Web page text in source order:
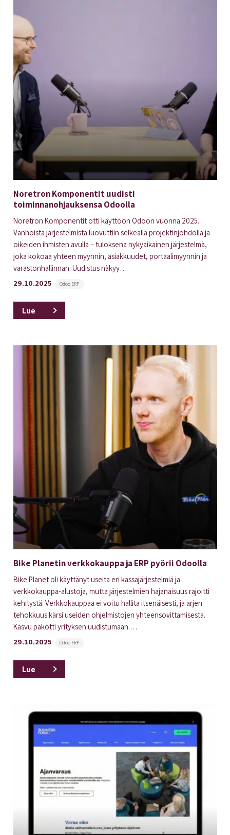
Noretron Komponentit uudisti
toiminnanohjauksensa Odoolla
Noretron Komponentit otti käyttöön Odoon vuonna 2025.
Vanhoista järjestelmistä luovuttiin selkeällä projektinjohdolla ja
oikeiden ihmisten avulla – tuloksena nykyaikainen järjestelmä,
joka kokoaa yhteen myynnin, asiakkuudet, portaalimyynnin ja
varastonhallinnan. Uudistus näkyy…
29.10.2025
Odoo ERP
Lue
Bike Planetin verkkokauppa ja ERP pyörii Odoolla
Bike Planet oli käyttänyt useita eri kassajärjestelmiä ja
verkkokauppa-alustoja, mutta järjestelmien hajanaisuus rajoitti
kehitystä. Verkkokauppaa ei voitu hallita itsenäisesti, ja arjen
tehokkuus kärsi useiden ohjelmistojen yhteensovittamisesta.
Kasvu pakotti yrityksen uudistumaan.…
29.10.2025
Odoo ERP
Lue